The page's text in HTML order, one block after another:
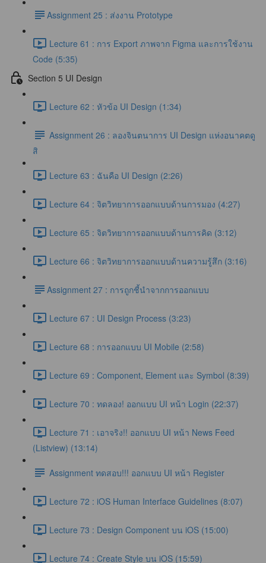
​Assignment 25 : ส่งงาน Prototype
Lecture 61 : การ Export ภาพจาก Figma และการใช้งาน
Code (5:35)
Section 5 UI Design
Lecture 62 : หัวข้อ UI Design (1:34)
Assignment 26 : ลองจินตนาการ UI Design แห่งอนาคตดู
สิ
Lecture 63 : ฉันคือ UI Design (2:26)
Lecture 64 : จิตวิทยาการออกแบบด้านการมอง (4:27)
Lecture 65 : จิตวิทยาการออกแบบด้านการคิด (3:12)
Lecture 66 : จิตวิทยาการออกแบบด้านความรู้สึก (3:16)
​Assignment 27 : การถูกชี้นำจากการออกแบบ
Lecture 67 : UI Design Process (3:23)
Lecture 68 : การออกแบบ UI Mobile (2:58)
Lecture 69 : Component, Element และ Symbol (8:39)
Lecture 70 : ทดลอง! ออกแบบ UI หน้า Login (22:37)
Lecture 71 : เอาจริง!! ออกแบบ UI หน้า News Feed
(Listview) (13:14)
Assignment ทดสอบ!!! ออกแบบ UI หน้า Register
Lecture 72 : iOS Human Interface Guidelines (8:07)
Lecture 73 : Design Component บน iOS (15:00)
Lecture 74 : Create Style บน iOS (15:59)